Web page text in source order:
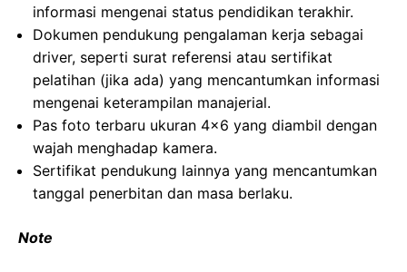
informasi mengenai status pendidikan terakhir.
Dokumen pendukung pengalaman kerja sebagai
driver, seperti surat referensi atau sertifikat
pelatihan (jika ada) yang mencantumkan informasi
mengenai keterampilan manajerial.
Pas foto terbaru ukuran 4×6 yang diambil dengan
wajah menghadap kamera.
Sertifikat pendukung lainnya yang mencantumkan
tanggal penerbitan dan masa berlaku.
Note